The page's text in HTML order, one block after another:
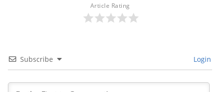
Article Rating
Subscribe Login